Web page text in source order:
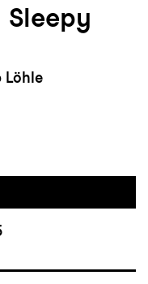
Sleepy
Löhle